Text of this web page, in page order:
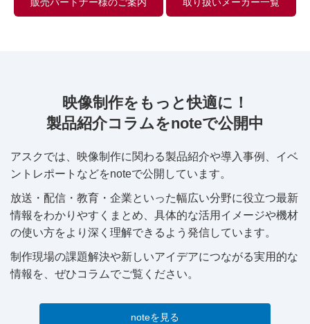
販売パートナー様のご案内 取り扱いメーカー一覧
映像制作をもっと快適に！
製品紹介コラムをnoteで公開中
アスクでは、映像制作に関わる製品紹介や導入事例、イベ
ントレポートなどをnoteで公開しています。
放送・配信・教育・企業といった幅広い分野に役立つ最新
情報をわかりやすくまとめ、具体的な活用イメージや機材
の使い方をより深く理解できるよう発信しています。
制作現場の課題解決や新しいアイデアにつながる実用的な
情報を、ぜひコラムでご覧ください。
noteを見る